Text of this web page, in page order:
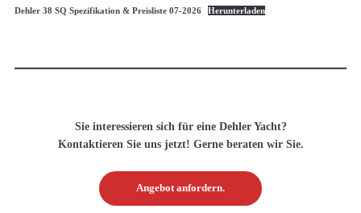
Dehler 38 SQ Spezifikation & Preisliste 07-2026
Herunterladen
Sie interessieren sich für eine Dehler Yacht?
Kontaktieren Sie uns jetzt! Gerne beraten wir Sie.
Angebot anfordern.